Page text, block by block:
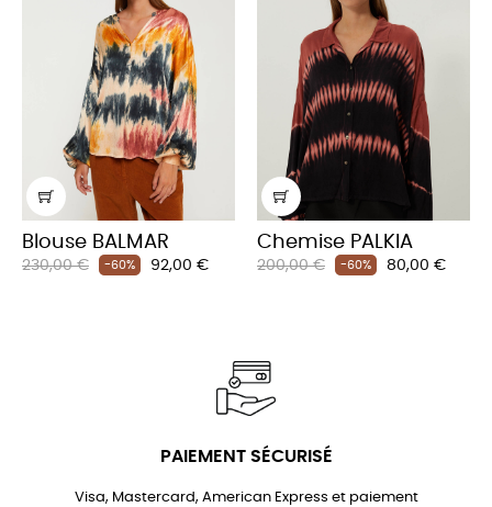
Blouse BALMAR
Prix
230,00 € -60% Prix
92,00 €
Chemise PALKIA
Prix
200,00 € -60% Prix
80,00 €
PAIEMENT SÉCURISÉ
Visa, Mastercard, American Express et paiement